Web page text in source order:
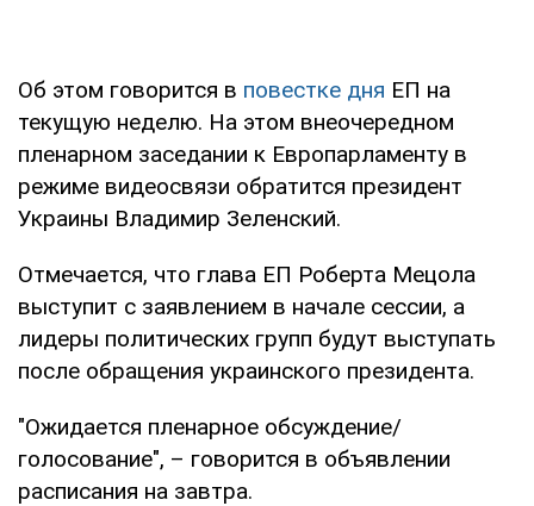
Об этом говорится в повестке дня ЕП на
текущую неделю. На этом внеочередном
пленарном заседании к Европарламенту в
режиме видеосвязи обратится президент
Украины Владимир Зеленский.
Отмечается, что глава ЕП Роберта Мецола
выступит с заявлением в начале сессии, а
лидеры политических групп будут выступать
после обращения украинского президента.
"Ожидается пленарное обсуждение/
голосование", – говорится в объявлении
расписания на завтра.